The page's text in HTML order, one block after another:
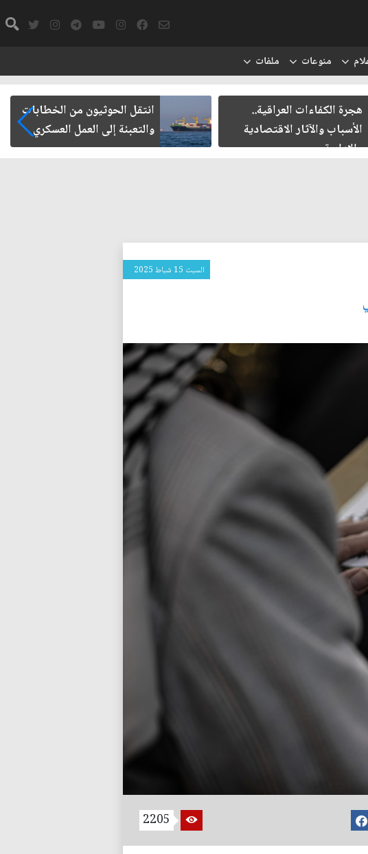
منوعات ملفات
هجرة الكفاءات العراقية..
الأسباب والآثار الاقتصادية
والإدارية
انتقل الحوثيون من الخطابات
والتعبئة إلى العمل العسكري
السبت 15 شباط 2025
2205